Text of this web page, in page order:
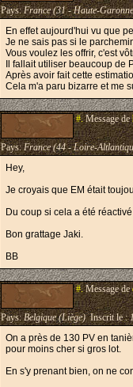
Pays:France (31 - Haute-
En effet aujourd'hui vu que
Je ne sais pas si le
Vous voulez les offrir, c'est
Il fallait utiliser beaucoup de
Après avoir fait cette
Cela m'a paru bizarre et me
#.Message de
Pays:France (44 - Loire-
Hey,
Je croyais que EM était
Du coup si cela a été
Bon grattage Jaki.
BB
#.Message de
Pays:Belgique (Liège)Inscrit le :
On a près de 130 PV en
pour moins cher si gros lot.
En s'y prenant bien, on ne